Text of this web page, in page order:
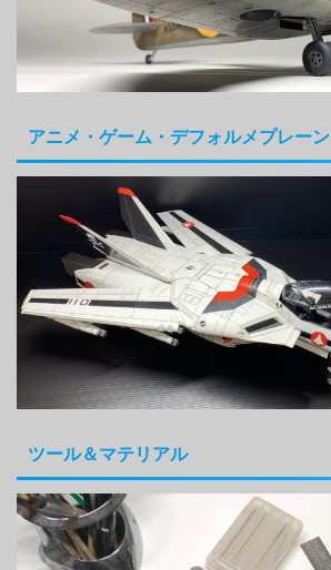
アニメ・ゲーム・デフォルメプレーン
ツール＆マテリアル